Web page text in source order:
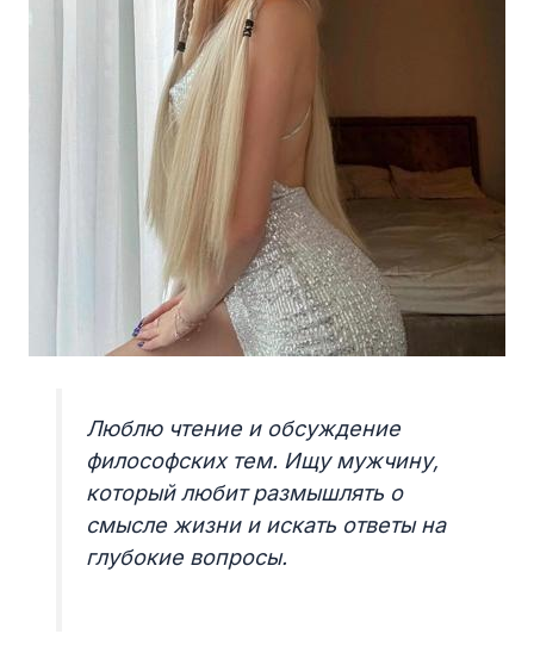
Люблю чтение и обсуждение
философских тем. Ищу мужчину,
который любит размышлять о
смысле жизни и искать ответы на
глубокие вопросы.